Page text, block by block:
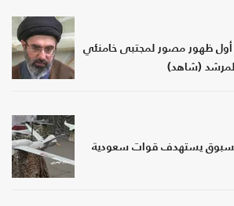
أول ظهور مصور لمجتبى خامنئي
(شاهد)
يستهدف قوات سعودية